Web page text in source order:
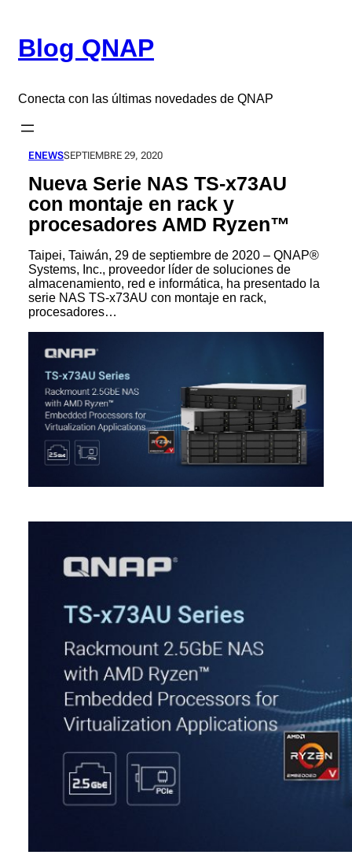
contenido
Blog QNAP
Conecta con las últimas novedades de QNAP
ENEWSSEPTIEMBRE 29, 2020
Nueva Serie NAS TS-x73AU
con montaje en rack y
procesadores AMD Ryzen™
Taipei, Taiwán, 29 de septiembre de 2020 – QNAP®
Systems, Inc., proveedor líder de soluciones de
almacenamiento, red e informática, ha presentado la
serie NAS TS-x73AU con montaje en rack,
procesadores…